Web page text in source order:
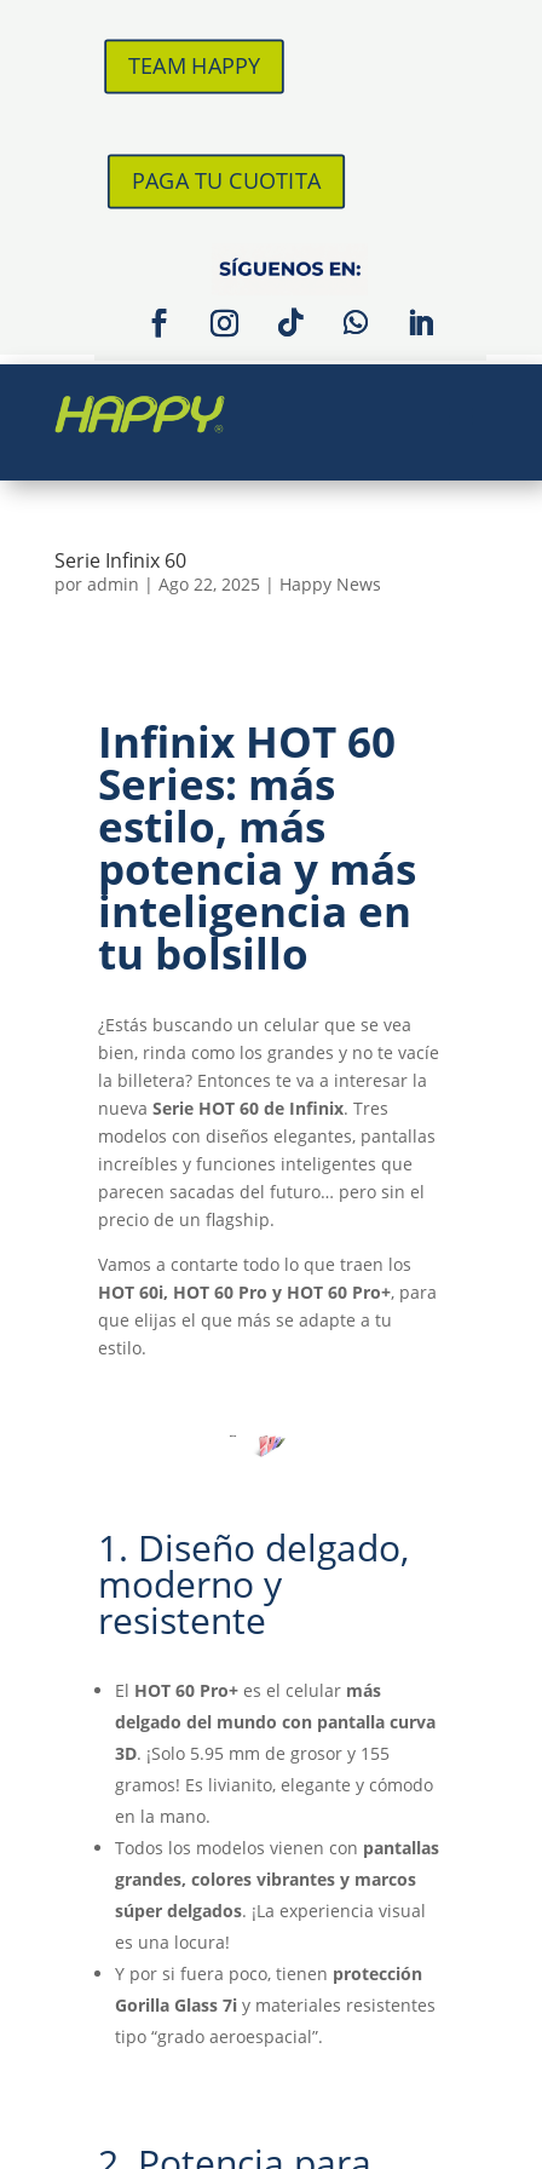
TEAM HAPPY
PAGA TU CUOTITA
Serie Infinix 60
por admin | Ago 22, 2025 | Happy News
Infinix HOT 60
Series: más
estilo, más
potencia y más
inteligencia en
tu bolsillo
¿Estás buscando un celular que se vea
bien, rinda como los grandes y no te vacíe
la billetera? Entonces te va a interesar la
nueva Serie HOT 60 de Infinix. Tres
modelos con diseños elegantes, pantallas
increíbles y funciones inteligentes que
parecen sacadas del futuro… pero sin el
precio de un flagship.
Vamos a contarte todo lo que traen los
HOT 60i, HOT 60 Pro y HOT 60 Pro+, para
que elijas el que más se adapte a tu
estilo.
1. Diseño delgado,
moderno y
resistente
El HOT 60 Pro+es el celular más
delgado del mundo con pantalla curva
3D. ¡Solo 5.95 mm de grosor y 155
gramos! Es livianito, elegante y cómodo
en la mano.
Todos los modelos vienen con pantallas
grandes, colores vibrantes y marcos
súper delgados. ¡La experiencia visual
es una locura!
Y por si fuera poco, tienen protección
Gorilla Glass 7iy materiales resistentes
tipo “grado aeroespacial”.